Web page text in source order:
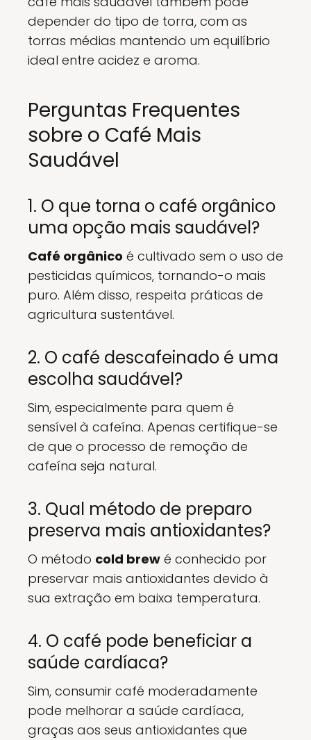
depender do tipo de torra, com as
torras médias mantendo um equilíbrio
ideal entre acidez e aroma.
Perguntas Frequentes
sobre o Café Mais
Saudável
1. O que torna o café orgânico
uma opção mais saudável?
Café orgânico é cultivado sem o uso de
pesticidas químicos, tornando-o mais
puro. Além disso, respeita práticas de
agricultura sustentável.
2. O café descafeinado é uma
escolha saudável?
Sim, especialmente para quem é
sensível à cafeína. Apenas certifique-se
de que o processo de remoção de
cafeína seja natural.
3. Qual método de preparo
preserva mais antioxidantes?
O método cold brew é conhecido por
preservar mais antioxidantes devido à
sua extração em baixa temperatura.
4. O café pode beneficiar a
saúde cardíaca?
Sim, consumir café moderadamente
pode melhorar a saúde cardíaca,
graças aos seus antioxidantes que